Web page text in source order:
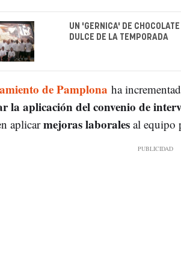
UN 'GERNICA' DE
DULCE DE LA TEMPORADA
de Pamplona ha
la aplicación del convenio de
aplicarmejoras laboralesal equipo